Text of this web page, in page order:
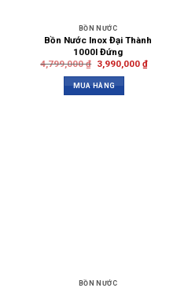
BỒN NƯỚC
Bồn Nước Inox Đại Thành
1000l Đứng
4,799,000₫ 3,990,000 ₫
MUA HÀNG
BỒN NƯỚC